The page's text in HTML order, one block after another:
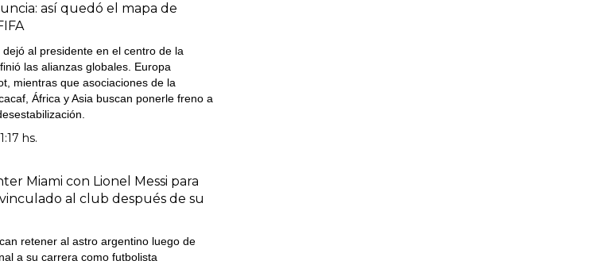
así quedó el mapa de
dejó al presidente en el centro de la
las alianzas globales. Europa
mientras que asociaciones de la
África y Asia buscan ponerle freno a
hs.
Miami con Lionel Messi para
al club después de su
retener al astro argentino luego de
a su carrera como futbolista